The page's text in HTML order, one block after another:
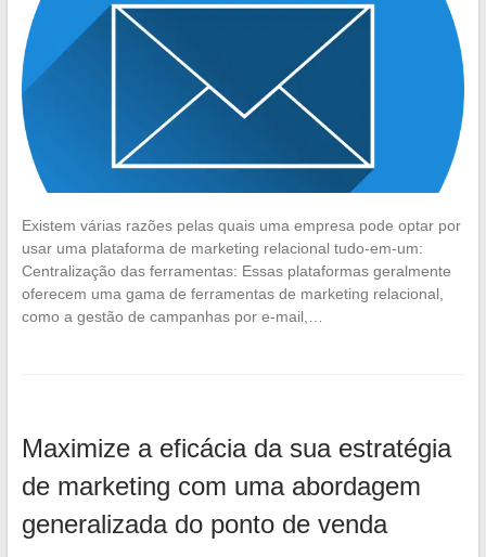
Existem várias razões pelas quais uma empresa pode optar por
usar uma plataforma de marketing relacional tudo-em-um:
Centralização das ferramentas: Essas plataformas geralmente
oferecem uma gama de ferramentas de marketing relacional,
como a gestão de campanhas por e-mail,…
Maximize a eficácia da sua estratégia
de marketing com uma abordagem
generalizada do ponto de venda